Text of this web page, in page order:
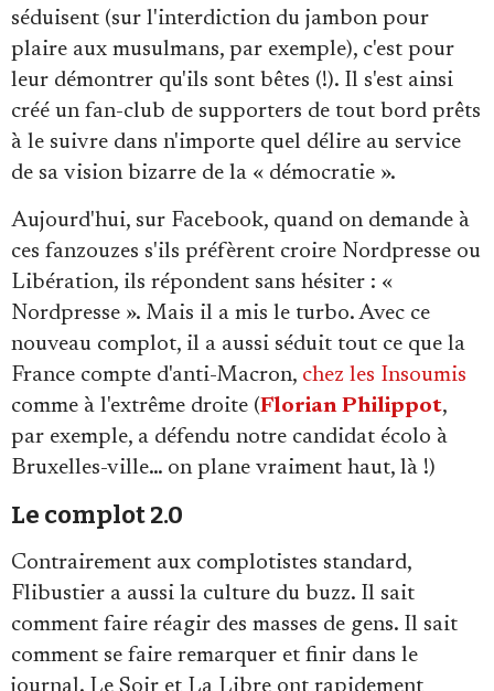
séduisent (sur l'interdiction du jambon pour
plaire aux musulmans, par exemple), c'est pour
leur démontrer qu'ils sont bêtes (!). Il s'est ainsi
créé un fan-club de supporters de tout bord prêts
à le suivre dans n'importe quel délire au service
de sa vision bizarre de la « démocratie ».
Aujourd'hui, sur Facebook, quand on demande à
ces fanzouzes s'ils préfèrent croire Nordpresse ou
Libération, ils répondent sans hésiter : «
Nordpresse ». Mais il a mis le turbo. Avec ce
nouveau complot, il a aussi séduit tout ce que la
France compte d'anti-Macron, chez les Insoumis
comme à l'extrême droite (Florian Philippot,
par exemple, a défendu notre candidat écolo à
Bruxelles-ville… on plane vraiment haut, là !)
Le complot 2.0
Contrairement aux complotistes standard,
Flibustier a aussi la culture du buzz. Il sait
comment faire réagir des masses de gens. Il sait
comment se faire remarquer et finir dans le
journal. Le Soir et La Libre ont rapidement